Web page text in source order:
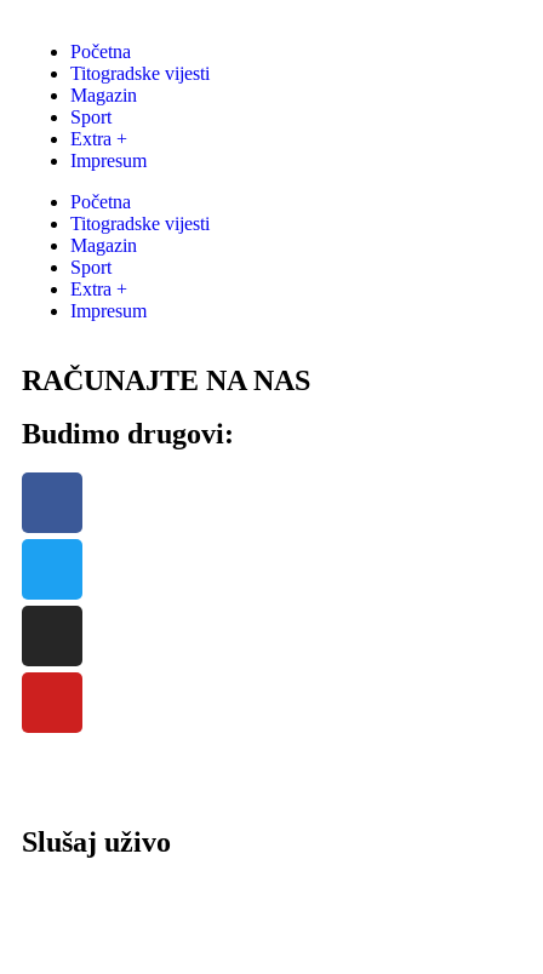
Početna
Titogradske vijesti
Magazin
Sport
Extra +
Impresum
Početna
Titogradske vijesti
Magazin
Sport
Extra +
Impresum
RAČUNAJTE NA NAS
Budimo drugovi:
Slušaj uživo